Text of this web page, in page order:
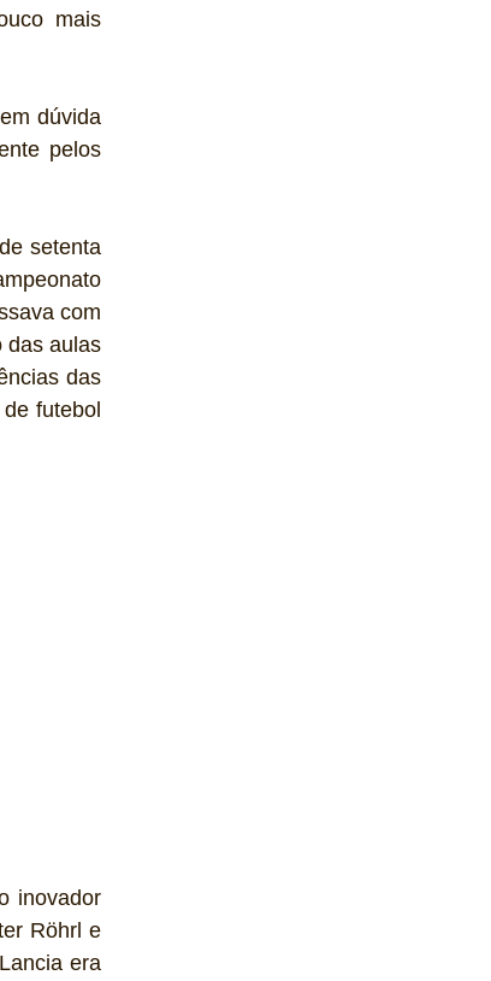
mais
dúvida
pelos
setenta
com
das aulas
das
futebol
inovador
Röhrl e
era